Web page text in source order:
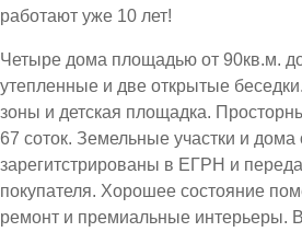
работают уже 10 лет!
Четыре дома площадью от 90кв.м.
утепленные и две открытые
зоны и детская площадка.
67 соток. Земельные участки и
зарегитстрированы в ЕГРН и
покупателя. Хорошее состояние
ремонт и премиальные интерьеры.